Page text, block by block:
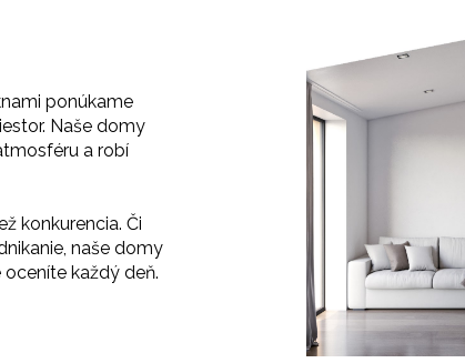
ponúkame
Naše domy
a robí
konkurencia. Či
naše domy
každý deň.